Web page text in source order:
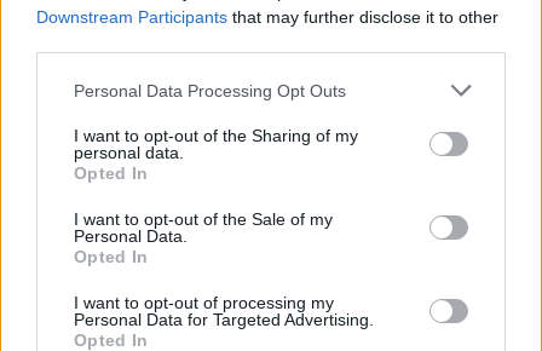
Downstream Participants that may further disclose it to other
Please note that this website/app uses one or more Google
not limited to your visit or usage behaviour. You may click to
grant or deny consent to Google and its third-party tags to
use your data for below specified purposes in below Google
consent section.
Personal Data Processing Opt Outs
I want to opt-out of the Sharing of my
personal data.
Opted In
I want to opt-out of the Sale of my
Personal Data.
Opted In
I want to opt-out of processing my
Personal Data for Targeted Advertising.
Opted In
Ajánlott bejegyzések:
Ugye eljönnek a repülők?